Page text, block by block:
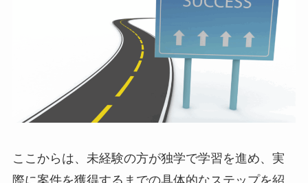
ここからは、未経験の方が独学で学習を進め、実
際に案件を獲得するまでの具体的なステップを紹